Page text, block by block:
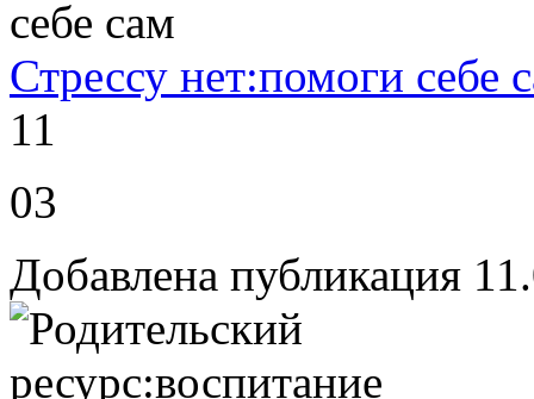
Стрессу нет:помоги себе
11
03
Добавлена публикация